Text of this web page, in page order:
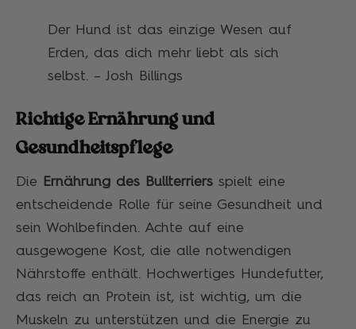
Der Hund ist das einzige Wesen auf
Erden, das dich mehr liebt als sich
selbst. – Josh Billings
Richtige Ernährung und
Gesundheitspflege
Die Ernährung des Bullterriers spielt eine
entscheidende Rolle für seine Gesundheit und
sein Wohlbefinden. Achte auf eine
ausgewogene Kost, die alle notwendigen
Nährstoffe enthält. Hochwertiges Hundefutter,
das reich an Protein ist, ist wichtig, um die
Muskeln zu unterstützen und die Energie zu